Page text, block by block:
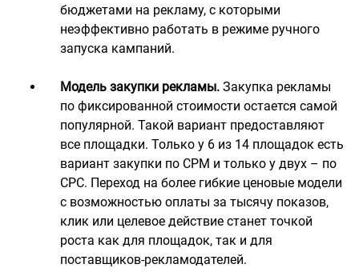
бюджетами на рекламу, с которыми
неэффективно работать в режиме ручного
запуска кампаний.
Модель закупки рекламы. Закупка рекламы
по фиксированной стоимости остается самой
популярной. Такой вариант предоставляют
все площадки. Только у 6 из 14 площадок есть
вариант закупки по CPM и только у двух – по
CPC. Переход на более гибкие ценовые модели
с возможностью оплаты за тысячу показов,
клик или целевое действие станет точкой
роста как для площадок, так и для
поставщиков-рекламодателей.